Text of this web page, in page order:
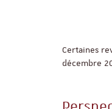
Certaines
décembre